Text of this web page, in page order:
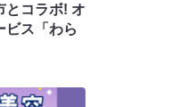
とコラボ! オ
ビス「わら